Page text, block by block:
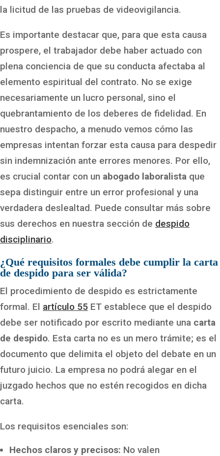
la licitud de las pruebas de videovigilancia.
Es importante destacar que, para que esta causa
prospere, el trabajador debe haber actuado con
plena conciencia de que su conducta afectaba al
elemento espiritual del contrato. No se exige
necesariamente un lucro personal, sino el
quebrantamiento de los deberes de fidelidad. En
nuestro despacho, a menudo vemos cómo las
empresas intentan forzar esta causa para despedir
sin indemnización ante errores menores. Por ello,
es crucial contar con un abogado laboralista que
sepa distinguir entre un error profesional y una
verdadera deslealtad. Puede consultar más sobre
sus derechos en nuestra sección de despido
disciplinario.
¿Qué requisitos formales debe cumplir la carta
de despido para ser válida?
El procedimiento de despido es estrictamente
formal. El artículo 55 ET establece que el despido
debe ser notificado por escrito mediante una carta
de despido. Esta carta no es un mero trámite; es el
documento que delimita el objeto del debate en un
futuro juicio. La empresa no podrá alegar en el
juzgado hechos que no estén recogidos en dicha
carta.
Los requisitos esenciales son:
Hechos claros y precisos: No valen